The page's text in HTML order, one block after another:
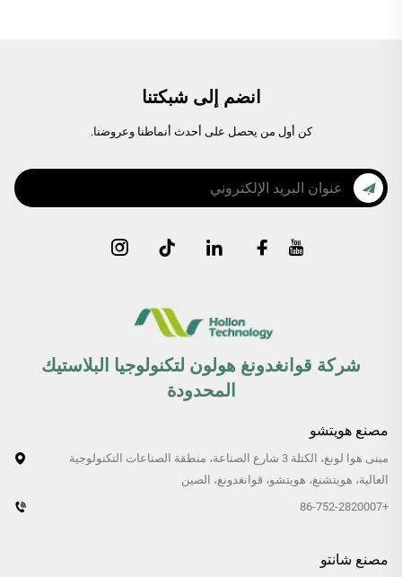
انضم إلى شبكتنا
كن أول من يحصل على أحدث أنماطنا وعروضنا.
شركة قوانغدونغ هولون لتكنولوجيا البلاستيك
المحدودة
مصنع هويتشو
مبنى هوا لونغ، الكتلة 3 شارع الصناعة، منطقة الصناعات التكنولوجية
العالية، هويتشنغ، هويتشو، قوانغدونغ، الصين
+86-752-2820007
مصنع شانتو